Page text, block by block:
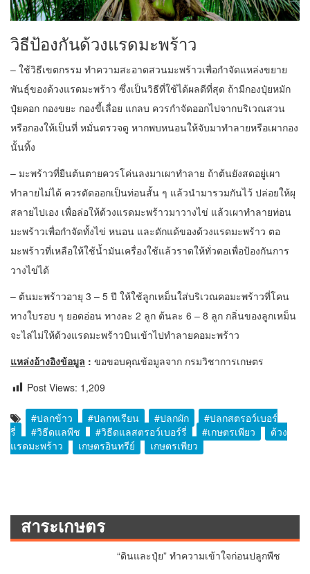
วิธีป้องกันด้วงแรดมะพร้าว
– ใช้วิธีเขตกรรม ทำความสะอาดสวนมะพร้าวเพื่อกำจัดแหล่งขยาย
พันธุ์ของด้วงแรดมะพร้าว ซึ่งเป็นวิธีที่ใช้ได้ผลดีที่สุด ถ้ามีกองปุ๋ยหมัก
ปุ๋ยคอก กองขยะ กองขี้เลื่อย แกลบ ควรกำจัดออกไปจากบริเวณสวน
หรือกองให้เป็นที่ หมั่นตรวจดู หากพบหนอนให้จับมาทำลายหรือเผากอง
นั้นทิ้ง
– มะพร้าวที่ยืนต้นตายควรโค่นลงมาเผาทำลาย ถ้าต้นยังสดอยู่เผา
ทำลายไม่ได้ ควรตัดออกเป็นท่อนสั้น ๆ แล้วนำมารวมกันไว้ ปล่อยให้ผุ
สลายไปเอง เพื่อล่อให้ด้วงแรดมะพร้าวมาวางไข่ แล้วเผาทำลายท่อน
มะพร้าวเพื่อกำจัดทั้งไข่ หนอน และดักแด้ของด้วงแรดมะพร้าว ตอ
มะพร้าวที่เหลือให้ใช้น้ำมันเครื่องใช้แล้วราดให้ทั่วตอเพื่อป้องกันการ
วางไข่ได้
– ต้นมะพร้าวอายุ 3 – 5 ปี ให้ใช้ลูกเหม็นใส่บริเวณคอมะพร้าวที่โคน
ทางใบรอบ ๆ ยอดอ่อน ทางละ 2 ลูก ต้นละ 6 – 8 ลูก กลิ่นของลูกเหม็น
จะไล่ไม่ให้ด้วงแรดมะพร้าวบินเข้าไปทำลายคอมะพร้าว
แหล่งอ้างอิงข้อมูล : ขอขอบคุณข้อมูลจาก กรมวิชาการเกษตร
Post Views: 1,209
#ปลูกข้าว #ปลูกทุเรียน #ปลูกผัก
#ปลูกสตรอว์เบอร์
รี่
#วิธีดูแลพืช #วิธีดูแลสตรอว์เบอร์รี่ #เกษตรเพียว
ด้วง
แรดมะพร้าว
เกษตรอินทรีย์ เกษตรเพียว
สาระเกษตร
“ดินและปุ๋ย” ทำความเข้าใจก่อนปลูกพืช